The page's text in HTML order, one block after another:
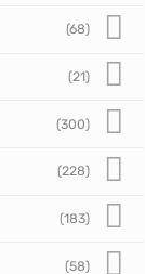
(68)
(21)
(300)
(228)
(183)
(58)